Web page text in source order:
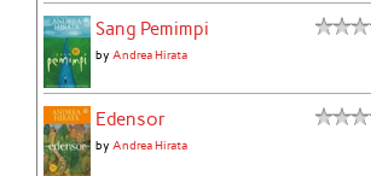
Sang Pemimpi
byAndrea Hirata
Edensor
byAndrea Hirata